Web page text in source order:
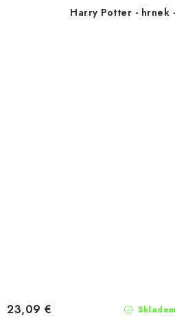
Harry Potter - hrnek
23,09 €